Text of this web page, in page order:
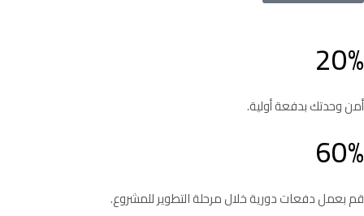
20%
أمن وحدتك بدفعة أولية.
60%
قم بعمل دفعات دورية خلال مرحلة التطوير للمشروع.